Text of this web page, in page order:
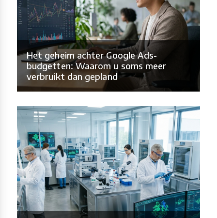
Het geheim achter Google Ads-
budgetten: Waarom u soms meer
verbruikt dan gepland